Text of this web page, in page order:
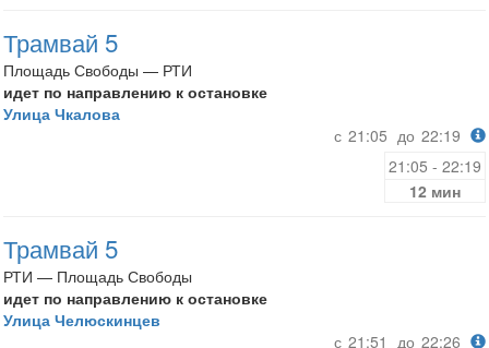
Трамвай 5
Площадь Свободы — РТИ
идет по направлению к остановке
Улица Чкалова
с 21:05 до 22:19
21:05 - 22:19
12 мин
Трамвай 5
РТИ — Площадь Свободы
идет по направлению к остановке
Улица Челюскинцев
с 21:51 до 22:26